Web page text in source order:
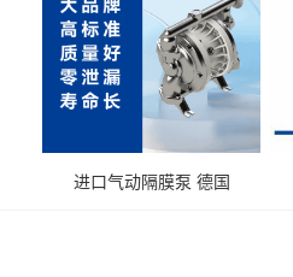
进口气动隔膜泵 德国